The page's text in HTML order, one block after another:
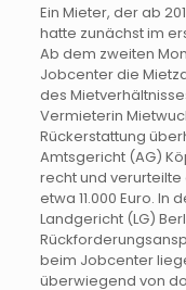
Ein Mieter, der ab
hatte zunächst im
Ab dem zweiten
Jobcenter die
des
Vermieterin
Rückerstattung
Amtsgericht (AG)
recht und
etwa 11.000 Euro. In
Landgericht (LG)
beim Jobcenter
überwiegend von